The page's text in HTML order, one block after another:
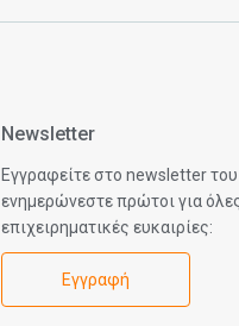
Newsletter
Εγγραφείτε στο newsletter
ενημερώνεστε πρώτοι για
επιχειρηματικές ευκαιρίες:
Εγγραφή